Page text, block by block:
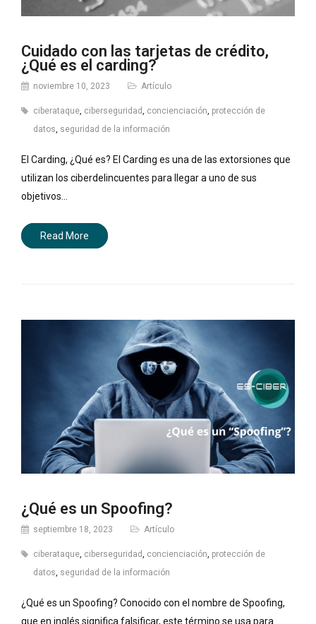
Cuidado con las tarjetas de crédito,
¿Qué es el carding?
noviembre 10, 2023 Artículo
ciberataque ciberseguridad concienciación protección de
datos seguridad de la información
El Carding, ¿Qué es? El Carding es una de las extorsiones que
utilizan los ciberdelincuentes para llegar a uno de sus
objetivos…
Read More
¿Qué es un Spoofing?
septiembre 18, 2023 Artículo
ciberataque, ciberseguridad, concienciación, protección de
datos, seguridad de la información
¿Qué es un Spoofing? Conocido con el nombre de Spoofing,
que en inglés significa falsificar, este término se usa para